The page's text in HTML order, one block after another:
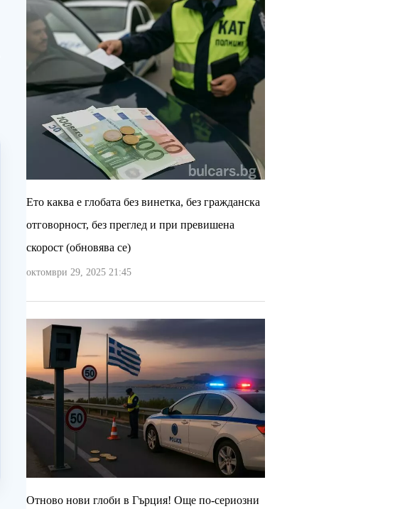
Ето каква е глобата без винетка, без гражданска
отговорност, без преглед и при превишена
скорост (обновява се)
октомври 29, 2025 21:45
Отново нови глоби в Гърция! Още по-сериозни